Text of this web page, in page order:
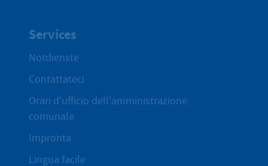
Services
Notdienste
Contattateci
Orari d'ufficio dell'amministrazione
comunale
Impronta
Lingua facile